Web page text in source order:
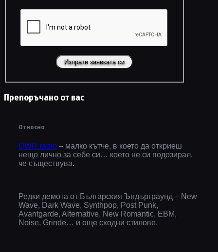
Препоръчано от вас
Относно
DWR.radio – малко кътче, в което да откриеш
нещо лично за себе си… което не си подозирал,
че съществува.
Редки демота от Българския Ъндърграунд – New
Wave, Dark Wave, Synthpop, Post Punk,
Avantgarde, Alternative, New Romantic, EBM,
Noise, Grinde… и още сходни стилове.